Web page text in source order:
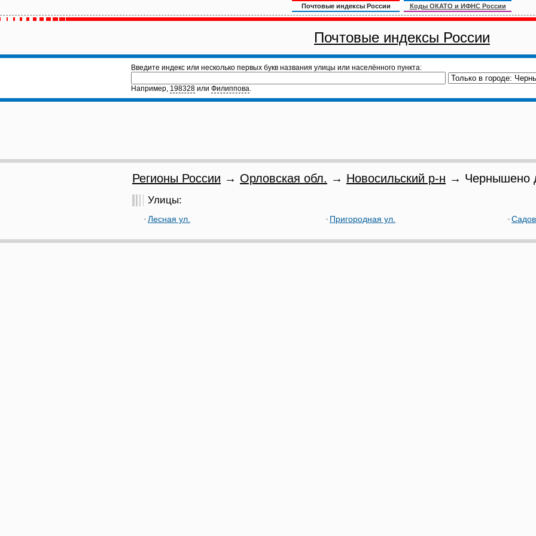
Почтовые индексы России Коды ОКАТО и ИФНС России
Почтовые индексы России
Введите индекс или несколько первых букв названия улицы или населённого пункта:
Например, 198328 или Филиппова.
Регионы России → Орловская обл. → Новосильский р-н → Чернышено
Улицы:
Лесная ул. Пригородная ул.